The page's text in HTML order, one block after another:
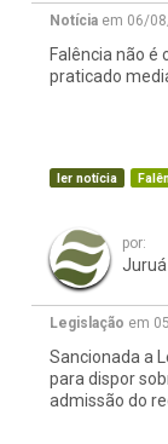
Notícia em 06/
Falência não é
praticado
ler notícia
por:
Legislação em
Sancionada a
para dispor
admissão do